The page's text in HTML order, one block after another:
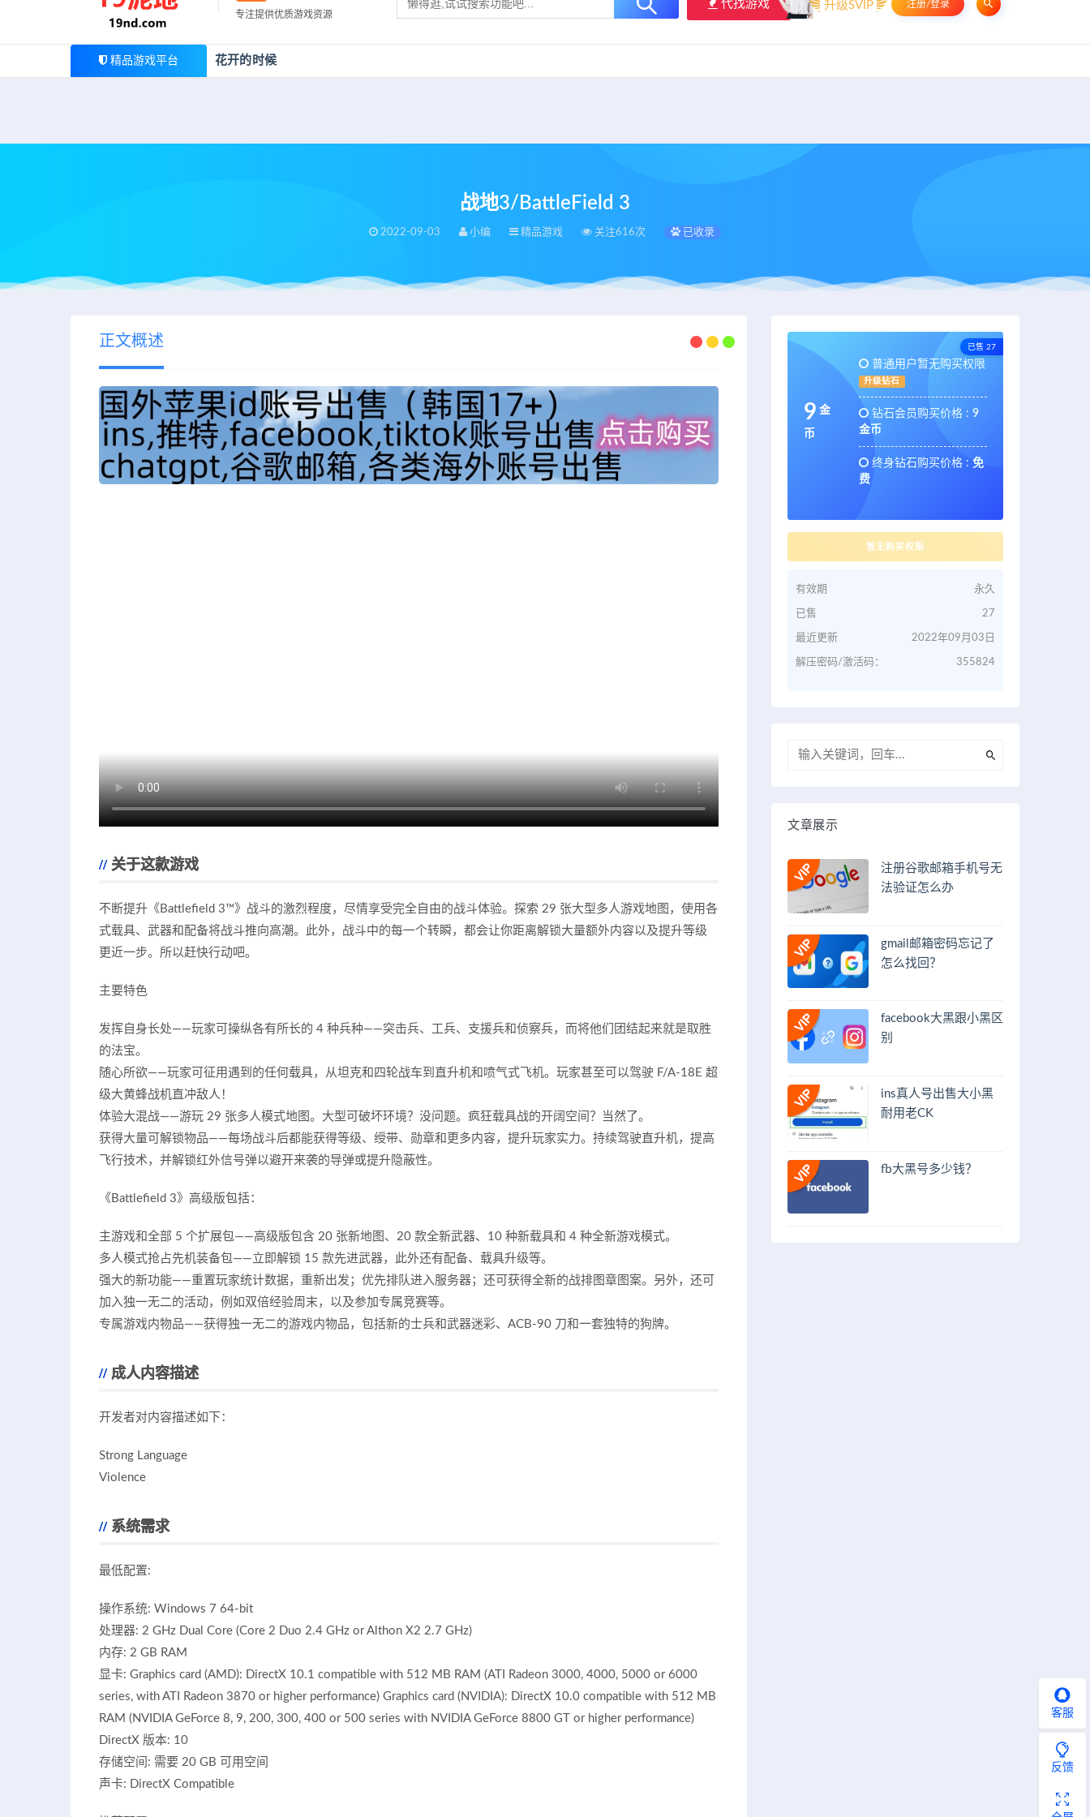
欢迎您光临19泥地，本站一家大型游戏资源整合站，为广大用户提供最新、最优质的资源下载！ 热门标签 资源专题 资源存档
专注提供优质游戏资源
代找游戏 升级SVIP 注册/登录
精品游戏平台 花开的时候
战地3/BattleField 3
2022-09-03 小编 精品游戏 关注616次 已收录
正文概述
关于这款游戏
不断提升《Battlefield 3™》战斗的激烈程度，尽情享受完全自由的战斗体验。探索 29 张大型多人游戏地图，使用各
式载具、武器和配备将战斗推向高潮。此外，战斗中的每一个转瞬，都会让你距离解锁大量额外内容以及提升等级
更近一步。所以赶快行动吧。
主要特色
发挥自身长处——玩家可操纵各有所长的 4 种兵种——突击兵、工兵、支援兵和侦察兵，而将他们团结起来就是取胜
的法宝。
随心所欲——玩家可征用遇到的任何载具，从坦克和四轮战车到直升机和喷气式飞机。玩家甚至可以驾驶 F/A-18E 超
级大黄蜂战机直冲敌人！
体验大混战——游玩 29 张多人模式地图。大型可破坏环境？没问题。疯狂载具战的开阔空间？当然了。
获得大量可解锁物品——每场战斗后都能获得等级、绶带、勋章和更多内容，提升玩家实力。持续驾驶直升机，提高
飞行技术，并解锁红外信号弹以避开来袭的导弹或提升隐蔽性。
《Battlefield 3》高级版包括：
主游戏和全部 5 个扩展包——高级版包含 20 张新地图、20 款全新武器、10 种新载具和 4 种全新游戏模式。
多人模式抢占先机装备包——立即解锁 15 款先进武器，此外还有配备、载具升级等。
强大的新功能——重置玩家统计数据，重新出发；优先排队进入服务器；还可获得全新的战排图章图案。另外，还可
加入独一无二的活动，例如双倍经验周末，以及参加专属竞赛等。
专属游戏内物品——获得独一无二的游戏内物品，包括新的士兵和武器迷彩、ACB-90 刀和一套独特的狗牌。
成人内容描述
开发者对内容描述如下：
Strong Language
Violence
系统需求
最低配置:
操作系统: Windows 7 64-bit
处理器: 2 GHz Dual Core (Core 2 Duo 2.4 GHz or Althon X2 2.7 GHz)
内存: 2 GB RAM
显卡: Graphics card (AMD): DirectX 10.1 compatible with 512 MB RAM (ATI Radeon 3000, 4000, 5000 or 6000
series, with ATI Radeon 3870 or higher performance) Graphics card (NVIDIA): DirectX 10.0 compatible with 512 MB
RAM (NVIDIA GeForce 8, 9, 200, 300, 400 or 500 series with NVIDIA GeForce 8800 GT or higher performance)
DirectX 版本: 10
存储空间: 需要 20 GB 可用空间
声卡: DirectX Compatible
已售 27
9 金
币
普通用户暂无购买权限
升级钻石
钻石会员购买价格 : 9
金币
终身钻石购买价格 : 免
费
暂无购买权限
有效期 永久
已售 27
最近更新 2022年09月03日
解压密码/激活码： 355824
文章展示
注册谷歌邮箱手机号无
法验证怎么办
gmail邮箱密码忘记了
怎么找回？
facebook大黑跟小黑区
别
ins真人号出售大小黑
耐用老CK
fb大黑号多少钱？
客服
反馈